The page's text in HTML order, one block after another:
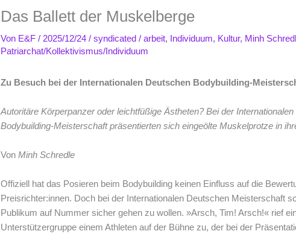
Das Ballett der Muskelberge
Von E&F/ 2025/12/24/syndicated /arbeit, Individuum, Kultur, Minh
Patriarchat/Kollektivismus/Individuum
Zu Besuch bei der Internationalen Deutschen Bodybuilding-
Autoritäre Körperpanzer oder leichtfüßige Ästheten? Bei der
Bodybuilding-Meisterschaft präsentierten sich eingeölte Muskelprotze in
VonMinh Schredle
Offiziell hat das Posieren beim Bodybuilding keinen Einfluss auf die
Preisrichter:innen. Doch bei der Internationalen Deutschen Meisterschaft
Publikum auf Nummer sicher gehen zu wollen. »Arsch, Tim! Arsch!« rief
Unterstützergruppe einem Athleten auf der Bühne zu, der bei der